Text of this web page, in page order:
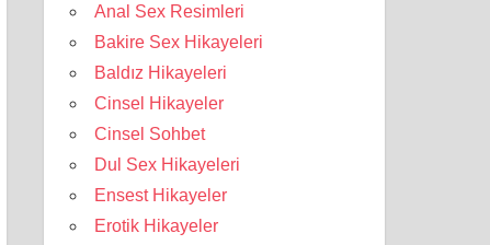
Anal Sex Resimleri
Bakire Sex Hikayeleri
Baldız Hikayeleri
Cinsel Hikayeler
Cinsel Sohbet
Dul Sex Hikayeleri
Ensest Hikayeler
Erotik Hikayeler